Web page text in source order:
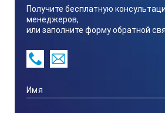
Сталь 45
2.
Получите бесплатную
менеджеров,
или заполните форму обратной